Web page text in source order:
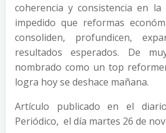
coherencia y consistencia en
impedido que reformas
consoliden, profundicen,
resultados esperados. De
nombrado como un top
logra hoy se deshace mañana.
Artículo publicado en el
Periódico, el día martes 26 de